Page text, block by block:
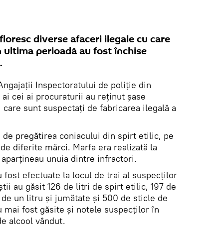
diverse afaceri ilegale cu care
perioadă au fost închise
Inspectoratului de poliție din
cei ai procuraturii au reținut șase
sunt suspectați de fabricarea ilegală a
pregătirea coniacului din spirt etilic, pe
diferite mărci. Marfa era realizată la
unuia dintre infractori.
efectuate la locul de trai al suspecților
au găsit 126 de litri de spirt etilic, 197 de
un litru și jumătate și 500 de sticle de
mai fost găsite și notele suspecților în
alcool vândut.